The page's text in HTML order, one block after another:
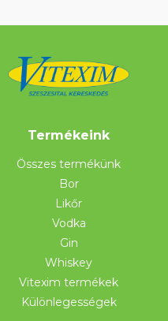
Termékeink
Összes termékünk
Bor
Likőr
Vodka
Gin
Whiskey
Vitexim termékek
Különlegességek